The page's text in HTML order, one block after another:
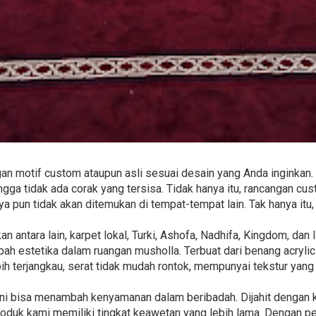
motif custom ataupun asli sesuai desain yang Anda
tidak ada corak yang tersisa. Tidak hanya itu, rancangan
pun tidak akan ditemukan di tempat-tempat lain. Tak hanya
antara lain, karpet lokal, Turki, Ashofa, Nadhifa, Kingdom,
estetika dalam ruangan musholla. Terbuat dari benang
terjangkau, serat tidak mudah rontok, mempunyai tekstur
bisa menambah kenyamanan dalam beribadah. Dijahit
kami memiliki tingkat keawetan yang lebih lama. Dengan